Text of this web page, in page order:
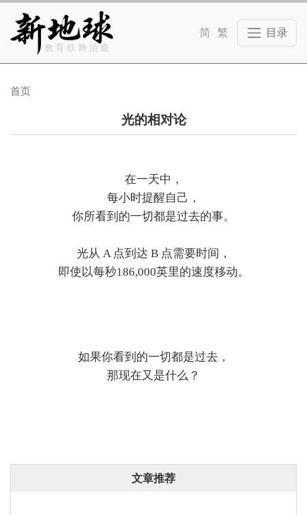
Skip to main content
教育鼓舞治癒
首页
光的相对论
在一天中，
每小时提醒自己，
你所看到的一切都是过去的事。
光从 A 点到达 B 点需要时间，
即使以每秒186,000英里的速度移动。
如果你看到的一切都是过去，
那现在又是什么？
文章推荐